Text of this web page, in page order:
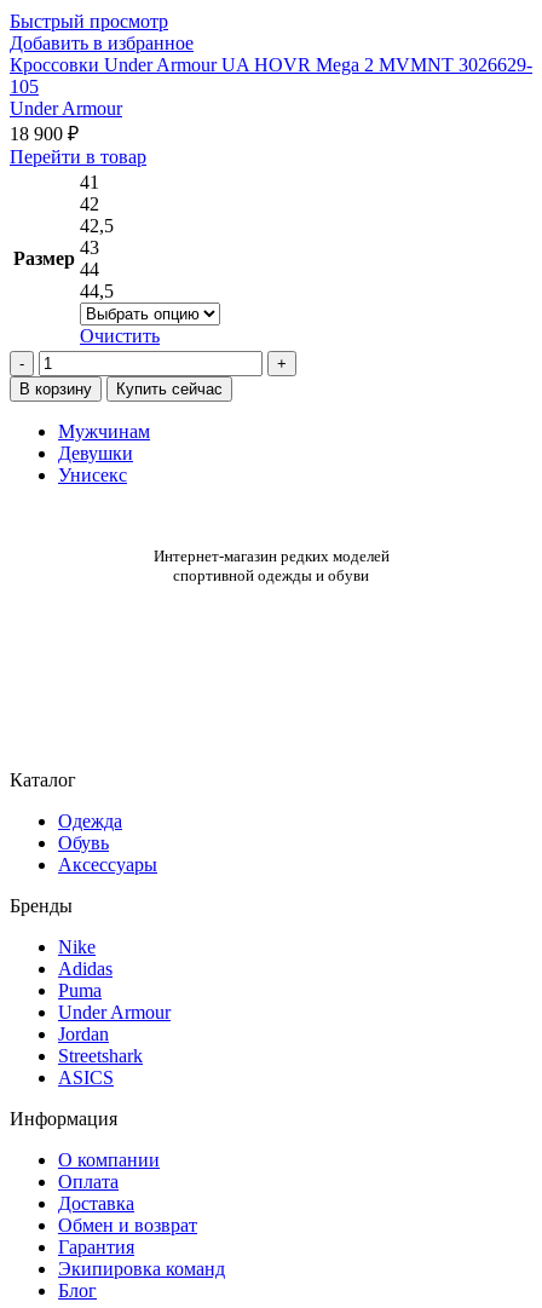
Armour
Forge
96
Leather
3027719-
001
Быстрый просмотр
Добавить в избранное
Кроссовки Under Armour UA HOVR Mega 2 MVMNT 3026629-
105
Under Armour
18 900 ₽
Перейти в товарЭтот
выбрать
на
странице
товара.
Размер
41
42
42,5
43
44
44,5
Очистить
Количество
товара
Кроссовки
Under
Armour
UA
HOVR
В корзину Купить сейчас
Мужчинам
Девушки
Унисекс
Интернет-магазин редких моделей
спортивной одежды и обуви
Каталог
Одежда
Обувь
Аксессуары
Бренды
Nike
Adidas
Puma
Under Armour
Jordan
Streetshark
ASICS
Информация
О компании
Оплата
Доставка
Обмен и возврат
Гарантия
Экипировка команд
Блог